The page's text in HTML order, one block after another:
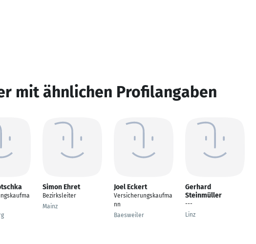
mit ähnlichen Profilangaben
Simon Ehret
Bezirksleiter
Mainz
Joel Eckert
Versicherungskaufma
nn
Baesweiler
Gerhard
Steinmüller
---
Linz